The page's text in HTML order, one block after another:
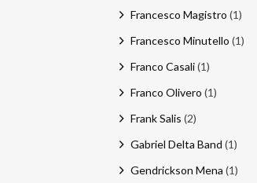
Francesco Magistro (1)
Francesco Minutello (1)
Franco Casali(1)
Franco Olivero (1)
Frank Salis (2)
Gabriel Delta Band (1)
Gendrickson Mena (1)